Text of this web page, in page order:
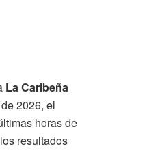
La Caribeña
2026, el
horas de
resultados